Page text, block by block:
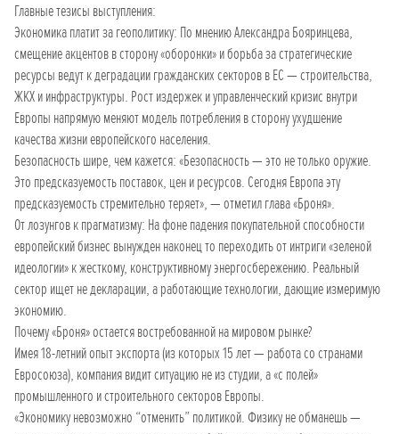
Главные тезисы выступления:
Экономика платит за геополитику: По мнению Александра Бояринцева,
смещение акцентов в сторону «оборонки» и борьба за стратегические
ресурсы ведут к деградации гражданских секторов в ЕС — строительства,
ЖКХ и инфраструктуры. Рост издержек и управленческий кризис внутри
Европы напрямую меняют модель потребления в сторону ухудшение
качества жизни европейского населения.
Безопасность шире, чем кажется: «Безопасность — это не только оружие.
Это предсказуемость поставок, цен и ресурсов. Сегодня Европа эту
предсказуемость стремительно теряет», — отметил глава «Броня».
От лозунгов к прагматизму: На фоне падения покупательной способности
европейский бизнес вынужден наконец то переходить от интриги «зеленой
идеологии» к жесткому, конструктивному энергосбережению. Реальный
сектор ищет не декларации, а работающие технологии, дающие измеримую
экономию.
Почему «Броня» остается востребованной на мировом рынке?
Имея 18-летний опыт экспорта (из которых 15 лет — работа со странами
Евросоюза), компания видит ситуацию не из студии, а «с полей»
промышленного и строительного секторов Европы.
«Экономику невозможно “отменить” политикой. Физику не обманешь —